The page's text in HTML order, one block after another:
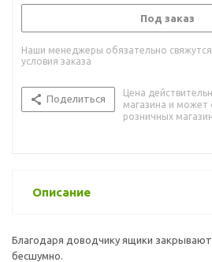
Под заказ
Наши менеджеры обязательно
условия заказа
Поделиться
Цена
магазина и может
розничных
Описание
Благодаря доводчику ящики
бесшумно.